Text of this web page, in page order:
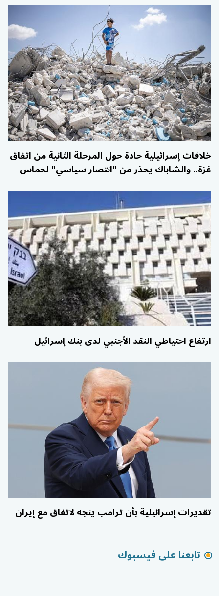
خلافات إسرائيلية حادة حول المرحلة الثانية من اتفاق
غزة.. والشاباك يحذر من "انتصار سياسي" لحماس
ارتفاع احتياطي النقد الأجنبي لدى بنك إسرائيل
تقديرات إسرائيلية بأن ترامب يتجه لاتفاق مع إيران
تابعنا على فيسبوك